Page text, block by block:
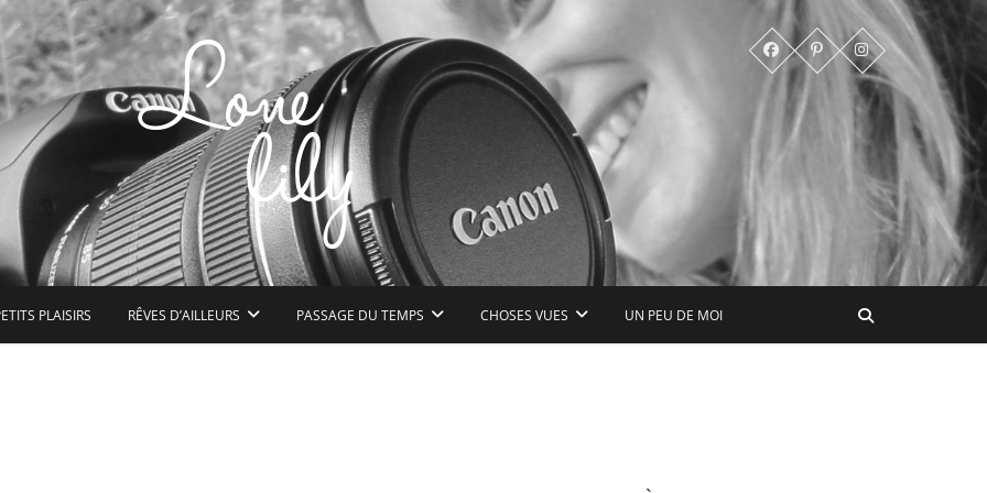
peu de bonheur à l'état pur
PLAISIRS RÊVES D’AILLEURS PASSAGE DU TEMPS CHOSES VUES UN PEU DE MOI